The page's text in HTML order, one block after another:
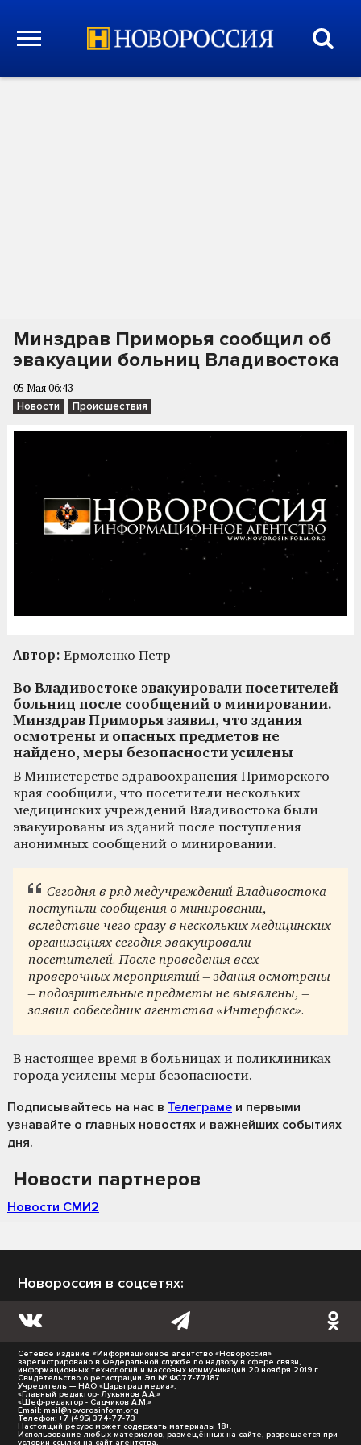
Минздрав Приморья сообщил об
эвакуации больниц Владивостока
05 Мая 06:43
Новости Происшествия
Автор: Ермоленко Петр
Во Владивостоке эвакуировали посетителей
больниц после сообщений о минировании.
Минздрав Приморья заявил, что здания
осмотрены и опасных предметов не
найдено, меры безопасности усилены
В Министерстве здравоохранения Приморского
края сообщили, что посетители нескольких
медицинских учреждений Владивостока были
эвакуированы из зданий после поступления
анонимных сообщений о минировании.
Сегодня в ряд медучреждений Владивостока
поступили сообщения о минировании,
вследствие чего сразу в нескольких медицинских
организациях сегодня эвакуировали
посетителей. После проведения всех
проверочных мероприятий – здания осмотрены
– подозрительные предметы не выявлены, –
заявил собеседник агентства «Интерфакс».
В настоящее время в больницах и поликлиниках
города усилены меры безопасности.
Подписывайтесь на нас в Телеграме и первыми
узнавайте о главных новостях и важнейших событиях
дня.
Новости партнеров
Новости СМИ2
Новороссия в соцсетях:
Сетевое издание «Информационное агентство «Новороссия»
зарегистрировано в Федеральной службе по надзору в сфере связи,
информационных технологий и массовых коммуникаций 20 ноября 2019 г.
Свидетельство о регистрации Эл № ФС77-77187.
Учредитель — НАО «Царьград медиа».
«Главный редактор- Лукьянов А.А.»
«Шеф-редактор - Садчиков А.М.»
Email: mail@novorosinform.org
Телефон: +7 (495) 374-77-73
Настоящий ресурс может содержать материалы 18+.
Использование любых материалов, размещённых на сайте, разрешается при
условии ссылки на сайт агентства.